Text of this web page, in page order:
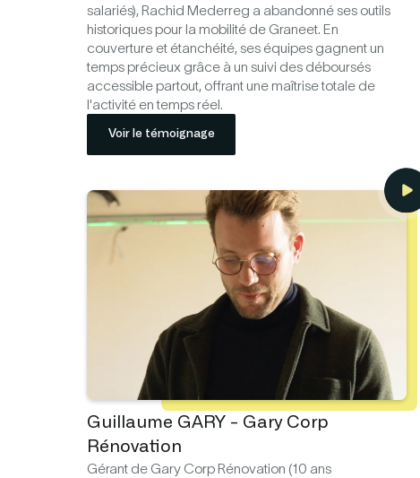
salariés), Rachid Mederreg a abandonné ses outils
historiques pour la mobilité de Graneet. En
couverture et étanchéité, ses équipes gagnent un
temps précieux grâce à un suivi des déboursés
accessible partout, offrant une maîtrise totale de
l'activité en temps réel.
Voir le témoignage
Guillaume GARY - Gary Corp
Rénovation
Gérant de Gary Corp Rénovation (10 ans